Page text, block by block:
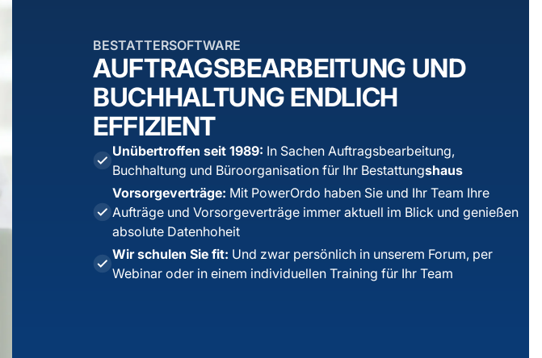
BESTATTERSOFTWARE
AUFTRAGS­BEARBEITUNG UND
BUCHHALTUNG ENDLICH
EFFIZIENT
Unübertroffen seit 1989: In Sachen Auftrags­bearbeitung,
Buchhaltung und Büro­organisation für Ihr Bestattungshaus
Vorsorge­verträge: Mit PowerOrdo haben Sie und Ihr Team Ihre
Aufträge und Vorsorge­verträge immer aktuell im Blick und genießen
absolute Daten­hoheit
Wir schulen Sie fit: Und zwar persönlich in unserem Forum, per
Webinar oder in einem individuellen Training für Ihr Team